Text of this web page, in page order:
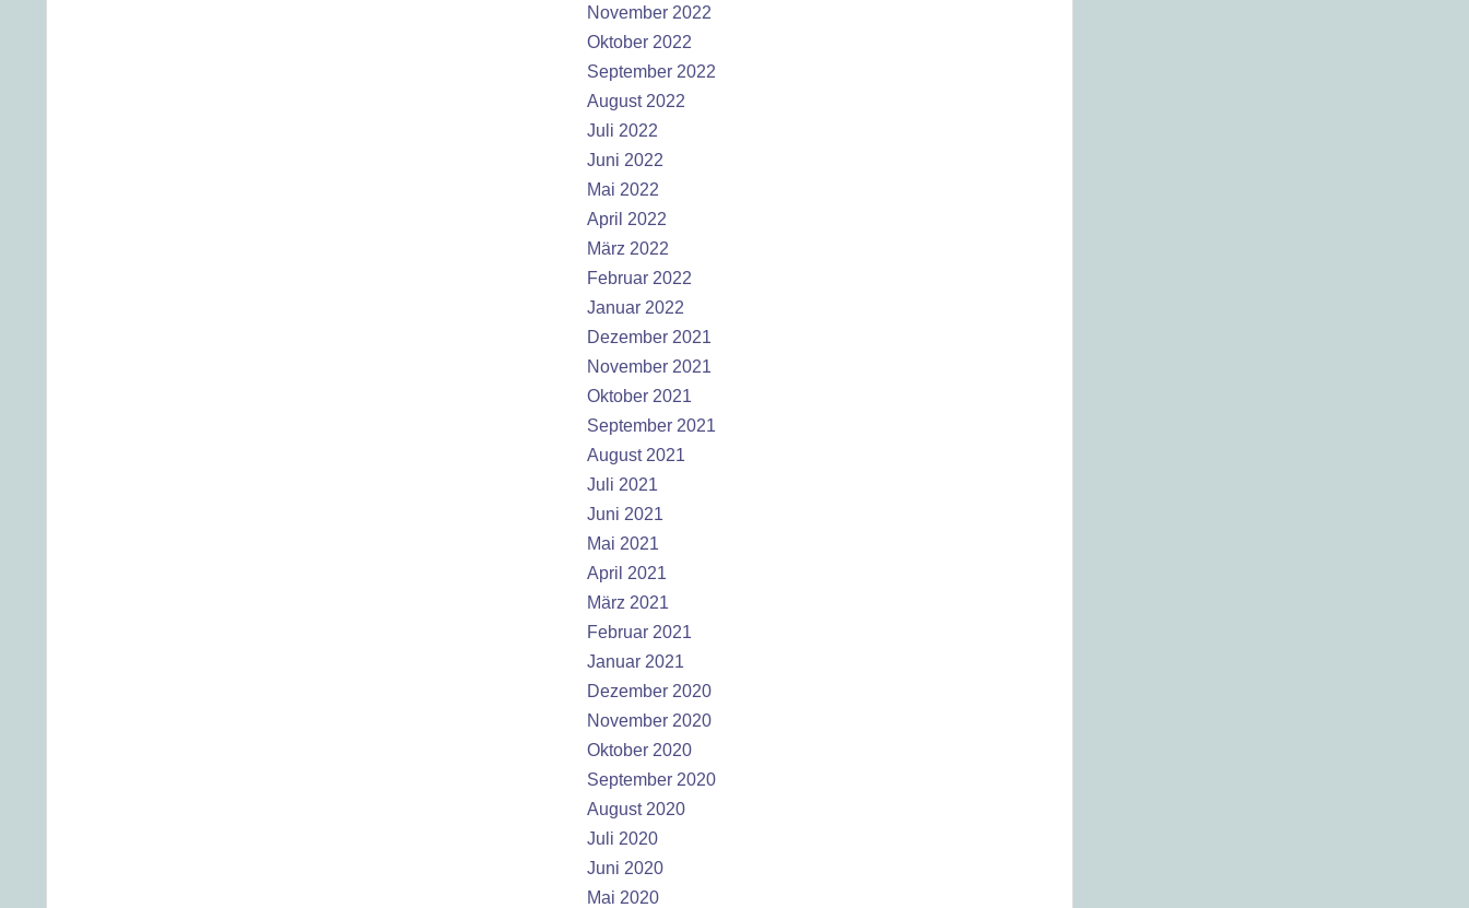
November 2022
Oktober 2022
September 2022
August 2022
Juli 2022
Juni 2022
Mai 2022
April 2022
März 2022
Februar 2022
Januar 2022
Dezember 2021
November 2021
Oktober 2021
September 2021
August 2021
Juli 2021
Juni 2021
Mai 2021
April 2021
März 2021
Februar 2021
Januar 2021
Dezember 2020
November 2020
Oktober 2020
September 2020
August 2020
Juli 2020
Juni 2020
Mai 2020